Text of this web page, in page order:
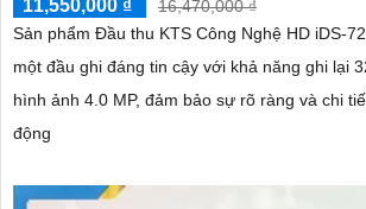
11,550,000 ₫
16,470,000 ₫
Sản phẩm Đầu thu KTS Công Nghệ HD iDS-
một đầu ghi đáng tin cậy với khả năng ghi lại
hình ảnh 4.0 MP, đảm bảo sự rõ ràng và chi
động